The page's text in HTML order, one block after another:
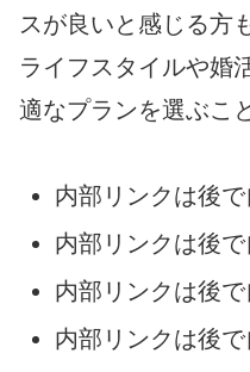
スが良いと感じる方
ライフスタイルや婚
適なプランを選ぶこ
内部リンクは後
内部リンクは後
内部リンクは後
内部リンクは後